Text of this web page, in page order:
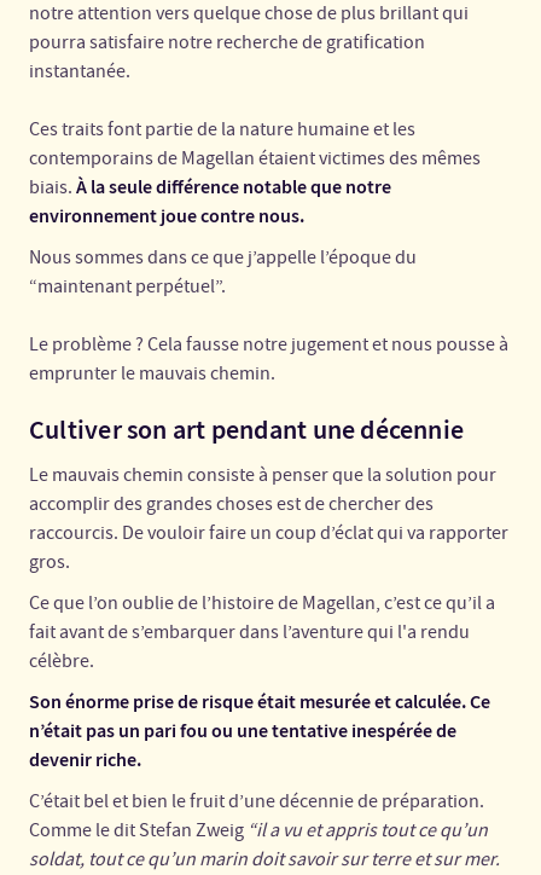
notre attention vers quelque chose de plus brillant qui
pourra satisfaire notre recherche de gratification
instantanée.
Ces traits font partie de la nature humaine et les
contemporains de Magellan étaient victimes des mêmes
biais. À la seule différence notable que notre
environnement joue contre nous.
Nous sommes dans ce que j’appelle l’époque du
“maintenant perpétuel”.
Le problème ? Cela fausse notre jugement et nous pousse à
emprunter le mauvais chemin.
Cultiver son art pendant une décennie
Le mauvais chemin consiste à penser que la solution pour
accomplir des grandes choses est de chercher des
raccourcis. De vouloir faire un coup d’éclat qui va rapporter
gros.
Ce que l’on oublie de l’histoire de Magellan, c’est ce qu’il a
fait avant de s’embarquer dans l’aventure qui l'a rendu
célèbre.
Son énorme prise de risque était mesurée et calculée. Ce
n’était pas un pari fou ou une tentative inespérée de
devenir riche.
C’était bel et bien le fruit d’une décennie de préparation.
Comme le dit Stefan Zweig “il a vu et appris tout ce qu’un
soldat, tout ce qu’un marin doit savoir sur terre et sur mer.